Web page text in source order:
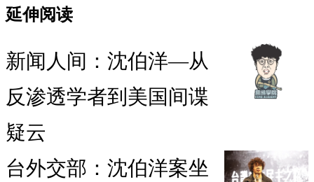
延伸阅读
新闻人间：沈伯洋—从
反渗透学者到美国间谍
疑云
台外交部：沈伯洋案坐